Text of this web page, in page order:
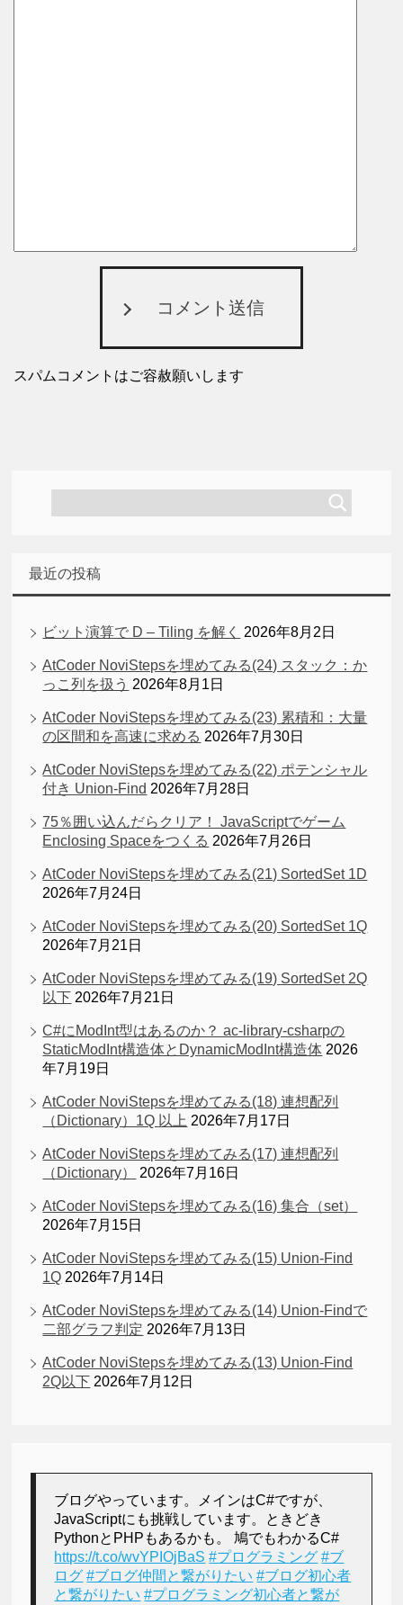
コメント送信
スパムコメントはご容赦願いします
最近の投稿
ビット演算で D – Tiling を解く 2026年8月2日
AtCoder NoviStepsを埋めてみる(24) スタック：か
っこ列を扱う 2026年8月1日
AtCoder NoviStepsを埋めてみる(23) 累積和：大量
の区間和を高速に求める 2026年7月30日
AtCoder NoviStepsを埋めてみる(22) ポテンシャル
付き Union-Find 2026年7月28日
75％囲い込んだらクリア！ JavaScriptでゲーム
Enclosing Spaceをつくる 2026年7月26日
AtCoder NoviStepsを埋めてみる(21) SortedSet 1D
2026年7月24日
AtCoder NoviStepsを埋めてみる(20) SortedSet 1Q
2026年7月21日
AtCoder NoviStepsを埋めてみる(19) SortedSet 2Q
以下 2026年7月21日
C#にModInt型はあるのか？ ac-library-csharpの
StaticModInt構造体とDynamicModInt構造体 2026
年7月19日
AtCoder NoviStepsを埋めてみる(18) 連想配列
（Dictionary）1Q 以上 2026年7月17日
AtCoder NoviStepsを埋めてみる(17) 連想配列
（Dictionary）
2026年7月16日
AtCoder NoviStepsを埋めてみる(16) 集合（set）
2026年7月15日
AtCoder NoviStepsを埋めてみる(15) Union-Find
1Q 2026年7月14日
AtCoder NoviStepsを埋めてみる(14) Union-Findで
二部グラフ判定 2026年7月13日
AtCoder NoviStepsを埋めてみる(13) Union-Find
2Q以下 2026年7月12日
ブログやっています。メインはC#ですが、
JavaScriptにも挑戦しています。ときどき
PythonとPHPもあるかも。 鳩でもわかるC#
https://t.co/wvYPIOjBaS #プログラミング #ブ
ログ #ブログ仲間と繋がりたい #ブログ初心者
と繋がりたい #プログラミング初心者と繋が